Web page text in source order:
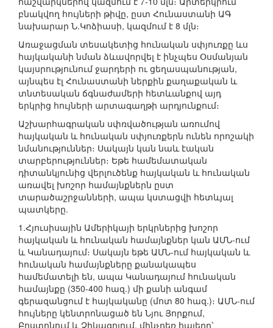
բնակվող հույների թիվը, ըստ Հունաստանի ԱԳ
նախարար Ն.Կոձիասի, կազմում է 8 մլն։
Առաջացման տեսակետից հունական սփյուռքը ևս
հայկականի նման ձևավորվել է ինչպես Օսմանյան
կայսրությունում ջարդերի ու ցեղասպանության,
այնպես էլ Հունաստանի ներքին քաղաքական և
տնտեսական ճգնաժամերի հետևանքով այդ
երկրից հույների արտագաղթի արդյունքում։
Աշխարհագրական սփռվածության առումով
հայկական և հունական սփյուռքերն ունեն որոշակի
նմանություններ։ Սակայն կան նաև էական
տարբերություններ։ Եթե համեմատական
դիտանկյունից վերլուծենք հայկական և հունական
առավել խոշոր համայնքներն ըստ
տարածաշրջանների, ապա կստացվի հետևյալ
պատկերը.
1.Հյուսիսային Ամերիկայի երկրներից խոշոր
հայկական և հունական համայնքներ կան ԱՄՆ-ում
և Կանադայում։ Սակայն եթե ԱՄՆ-ում հայկական և
հունական համայնքները քանակապես
համեմատելի են, ապա Կանադայում հունական
համայնքը (350-400 հազ.) մի քանի անգամ
գերազանցում է հայկականը (մոտ 80 հազ.)։ ԱՄՆ-ում
հույները կենտրոնացած են Նյու Յորքում,
Բոստոնում և Չիկագոյում, մինչդեռ հայերը՝